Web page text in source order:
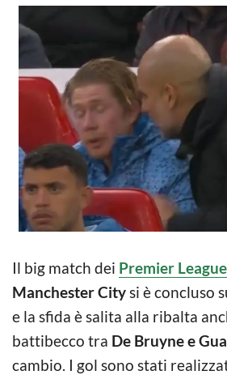
Il big match dei Premier League
Manchester Citysi è concluso
e la sfida è salita alla ribalta
battibecco tra De Bruyne e
cambio. I gol sono stati